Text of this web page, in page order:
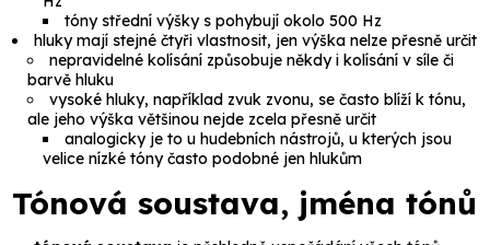
tóny střední výšky s pohybují okolo 500 Hz
hluky mají stejné čtyři vlastnosit, jen výška nelze přesně určit
nepravidelné kolísání způsobuje někdy i kolísání v síle či
barvě hluku
vysoké hluky, například zvuk zvonu, se často blíží k tónu,
ale jeho výška většinou nejde zcela přesně určit
analogicky je to u hudebních nástrojů, u kterých jsou
velice nízké tóny často podobné jen hlukům
Tónová soustava, jména tónů